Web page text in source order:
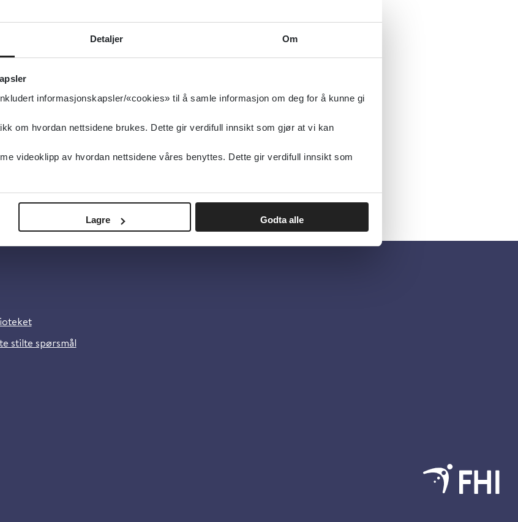
Detaljer Om
informasjonskapsler/«cookies» til å samle informasjon om deg for å kunne gi
om hvordan nettsidene brukes. Dette gir verdifull innsikt som gjør at vi kan
videoklipp av hvordan nettsidene våres benyttes. Dette gir verdifull innsikt som
Lagre Godta alle
behandlingsanbefaling ved forgiftning
ved forgiftning
nitriler - behandlingsanbefaling ved forgiftning
stilte spørsmål